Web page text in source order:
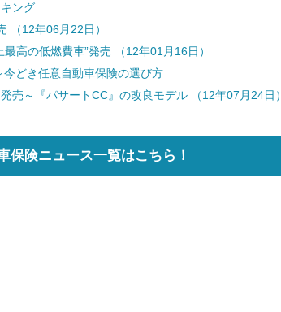
ング
（12年06月22日）
高の低燃費車”発売 （12年01月16日）
今どき任意自動車保険の選び方
売～『パサートCC』の改良モデル （12年07月24日）
保険ニュース一覧はこちら！